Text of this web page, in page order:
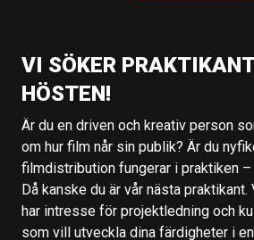
VI SÖKER
HÖSTEN!
Är du en driven och kreativ person
om hur film når sin publik? Är du
filmdistribution fungerar i praktiken
Då kanske du är vår nästa
har intresse för projektledning och
som vill utveckla dina färdigheter i